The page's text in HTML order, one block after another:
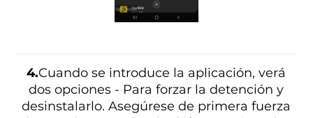
4.Cuando se introduce la aplicación, verá
dos opciones - Para forzar la detención y
desinstalarlo. Asegúrese de primera fuerza